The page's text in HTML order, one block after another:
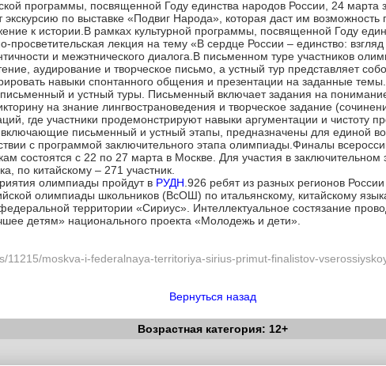
программы, посвященной Году единства народов России, 24
по выставке «Подвиг Народа», которая даст им возможность
к истории.В рамках культурной программы, посвященной Году
лекция на тему «В сердце России – единство: взгляд
и межэтнического диалога.В письменном туре участников
аудирование и творческое письмо, а устный тур представляет
навыки спонтанного общения и презентации на заданные
и устный туры. Письменный включает задания на
на знание лингвострановедения и творческое задание
где участники продемонстрируют навыки аргументации и чистоту
письменный и устный этапы, предназначены для единой
с программой заключительного этапа олимпиады.Финалы
состоятся с 22 по 27 марта в Москве. Для участия в заключительном
по китайскому – 271 участник.
олимпиады пройдут в РУДН .926 ребят из разных регионов
олимпиады школьников (ВсОШ) по итальянскому, китайскому
территории «Сириус». Интеллектуальное состязание
детям» национального проекта «Молодежь и дети».
11215/moskva-i-federalnaya-territoriya-sirius-primut-finalistov-
Вернуться назад
Возрастная категория: 12+